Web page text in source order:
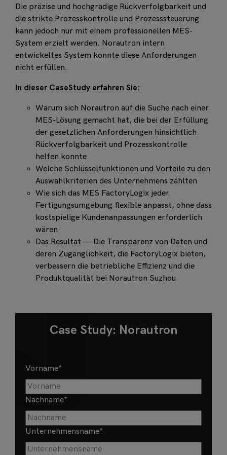
Die präzise und hochgradige Rückverfolgbarkeit und
die strikte Prozesskontrolle und Prozesssteuerung
kann jedoch nur mit einem professionellen MES-
System erzielt werden. Norautron intern
entwickeltes System konnte diese Anforderungen
nicht erfüllen.
In dieser CaseStudy erfahren Sie:
Warum sich Norautron auf die Suche nach einer
MES-Lösung gemacht hat, die bei der Erfüllung
der gesetzlichen Anforderungen hinsichtlich
Rückverfolgbarkeit und Prozesskontrolle
helfen konnte
Welche Schlüsselfunktionen und Vorteile zu den
Auswahlkriterien des Unternehmens zählten
Wie sich das MES FactoryLogix jeder
Fertigungsumgebung flexible anpasst, ohne dass
kostspielige Kundenanpassungen erforderlich
wären
Das Resultat — Die Transparenz von Daten und
deren Zugänglichkeit, die FactoryLogix bieten,
verbessern die betriebliche Effizienz und die
Produktqualität bei Norautron Suzhou
Case Study: Norautron
Vorname*
Nachname*
Unternehmensname*